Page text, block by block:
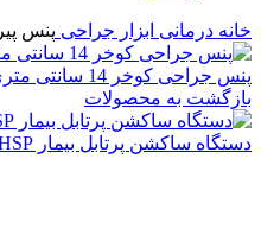
خانه درمانی ابزار جراحی پنس
پنس جراحی کوخر 14 سانتی متری صاف
بازگشت به محصولات
دستگاه ساکشن پرتابل بیمار HSP تک موتوره